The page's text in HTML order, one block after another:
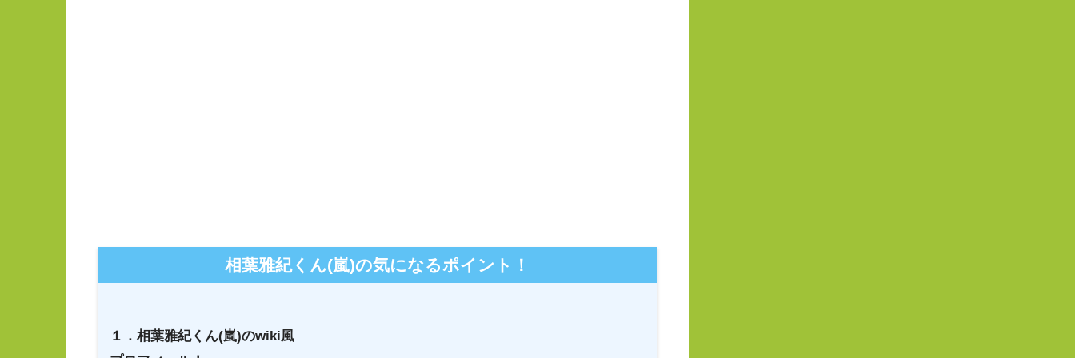
相葉雅紀くん(嵐)の気になるポイント！
１．相葉雅紀くん(嵐)のwiki風